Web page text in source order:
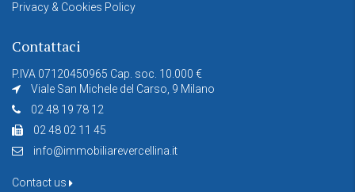
Privacy & Cookies Policy
Contattaci
P.IVA 07120450965 Cap. soc. 10.000 €
Viale San Michele del Carso, 9 Milano
02 48 19 78 12
02 48 02 11 45
info@immobiliarevercellina.it
Contact us